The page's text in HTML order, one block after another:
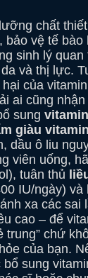
chất
bảo vệ tế
sinh lý quan
và thị lực.
của
ai cũng
sung
giàu
dầu ô liu
viên uống,
tuân thủ
IU/ngày)
xa các sai
cao – để
trung” chứ
của bạn.
bổ sung